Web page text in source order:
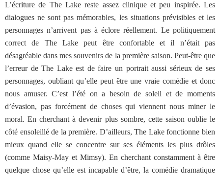
L’écriture de The Lake reste assez clinique et peu inspirée. Les
dialogues ne sont pas mémorables, les situations prévisibles et les
personnages n’arrivent pas à éclore réellement. Le politiquement
correct de The Lake peut être confortable et il n’était pas
désagréable dans mes souvenirs de la première saison. Peut-être que
l’erreur de The Lake est de faire un portrait aussi sérieux de ses
personnages, oubliant qu’elle peut être une vraie comédie et donc
nous amuser. C’est l’été on a besoin de soleil et de moments
d’évasion, pas forcément de choses qui viennent nous miner le
moral. En cherchant à devenir plus sombre, cette saison oublie le
côté ensoleillé de la première. D’ailleurs, The Lake fonctionne bien
mieux quand elle se concentre sur ses éléments les plus drôles
(comme Maisy-May et Mimsy). En cherchant constamment à être
quelque chose qu’elle est incapable d’être, la comédie dramatique